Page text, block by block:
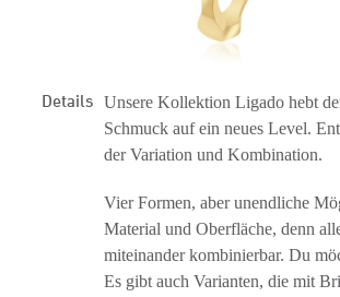
Details Unsere Kollektion Ligado hebt
Schmuck auf ein neues Level.
der Variation und Kombination.
Vier Formen, aber unendliche
Material und Oberfläche, denn
miteinander kombinierbar. Du
Es gibt auch Varianten, die mit